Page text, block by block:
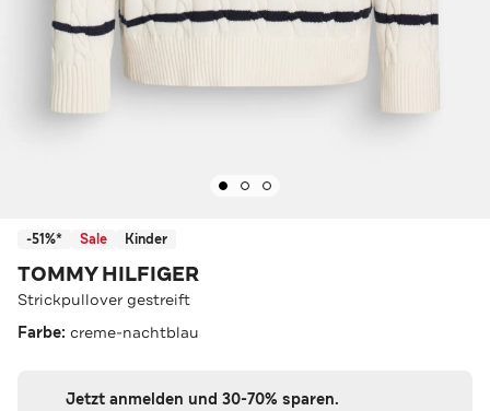
-51%* Sale Kinder
TOMMY HILFIGER
Strickpullover gestreift
Farbe: creme-nachtblau
Jetzt anmelden und 30-70% sparen.